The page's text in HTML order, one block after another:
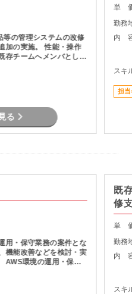
等の管理システムの改修
装～テストを担当頂きま
る
単
勤務
内
スキ
担当
用・保守業務の案件とな
守
作成
既
修
単
勤務
内
スキ